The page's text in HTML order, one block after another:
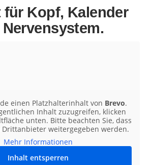
für Kopf, Kalender
einen Platzhalterinhalt von Brevo.
Inhalt zuzugreifen, klicken
unten. Bitte beachten Sie, dass
weitergegeben werden.
Mehr Informationen
Inhalt entsperren